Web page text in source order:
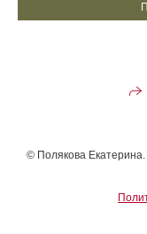
© Полякова